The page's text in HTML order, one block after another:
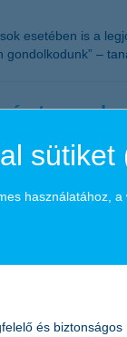
esetében is a
–
tervez
A célokat
kereskedelmi
sütiket
használatához,
és biztonságos